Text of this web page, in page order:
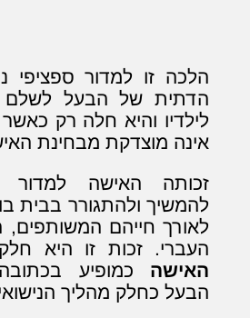
הלכה זו למדור ספציפי
הדתית של הבעל לשלם
לילדיו והיא חלה רק כאשר
אינה מוצדקת מבחינת
זכותה האישה למדור
להמשיך ולהתגורר בבית
לאורך חייהם המשותפים,
העברי. זכות זו היא
האישה כמופיע
הבעל כחלק מהליך